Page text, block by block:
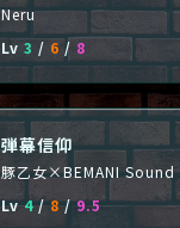
Neru
Lv 3 / 6 / 8
弾幕信仰
豚乙女×BEMANI
Lv4/8/9.5